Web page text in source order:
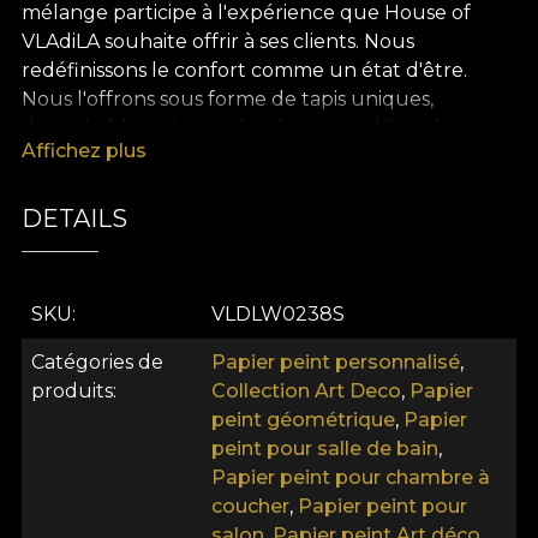
mélange participe à l'expérience que House of
VLAdiLA souhaite offrir à ses clients. Nous
redéfinissons le confort comme un état d'être.
Nous l'offrons sous forme de tapis uniques,
Comme tous nos tapis, le papier peint The Delano
d'un matériau non tissé, extrêmement solide et
souhaitez apporter à votre maison. Le papier peint
texture qui crée l'illusion d'une peinture
surdimensionnée. Enfin, le papier peint Lin, un
matériau précieux qui recouvre les murs d'une
texture rappelant le lin riche. . . . Art Deco
Collection Qu'est-ce qui vous vient à l'esprit
lorsque vous entendez ce nom? The Great Gatsby.
"L'Ère du Jazz". Est-ce l'opulence des soirées
Affichez plus
DETAILS
SKU VLDLW0238S
Catégories de
produits
Papier peint personnalisé,
Collection Art Deco, Papier
peint géométrique, Papier
peint pour salle de bain,
Papier peint pour chambre à
coucher, Papier peint pour